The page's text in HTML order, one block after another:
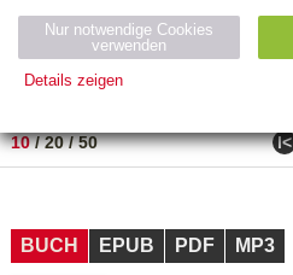
Neuerscheinung
PREIS
10/20/50 ǀ<
BUCH EPUB PDF MP3
Nur notwendige Cookies
verwenden
Details zeigen
Name Zweck
ESSION
_ID
verlag.
de
Session verwendet